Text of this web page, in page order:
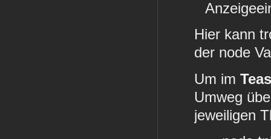
Hier kann
der node
Um im
Umweg
jeweiligen